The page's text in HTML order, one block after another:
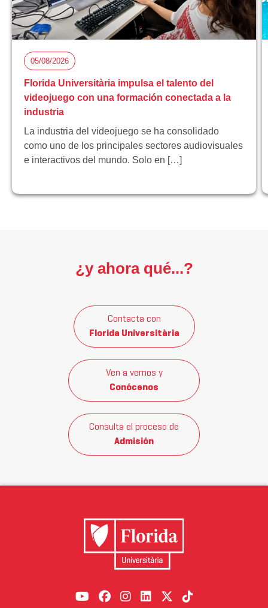
05/08/2026
Florida Universitària impulsa el talento del
videojuego con una formación conectada a la
industria
La industria del videojuego se ha consolidado
como uno de los principales sectores audiovisuales
e interactivos del mundo. Solo en […]
¿y ahora qué...?
Contacta con
Florida Universitària
Ven a vernos y
Conócenos
Consulta el proceso de
Admisión